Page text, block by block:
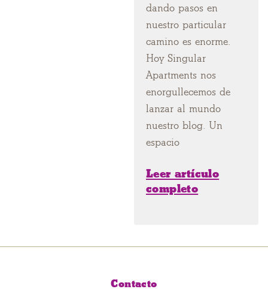
dando pasos en
nuestro particular
camino es enorme.
Hoy Singular
Apartments nos
enorgullecemos de
lanzar al mundo
nuestro blog. Un
espacio
Leer artículo
completo
Contacto